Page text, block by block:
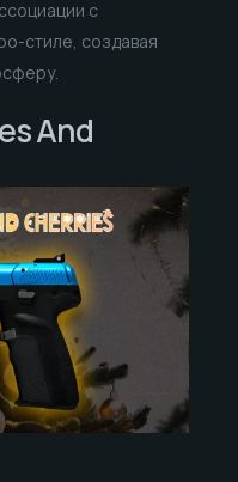
с
стиле, создавая
And